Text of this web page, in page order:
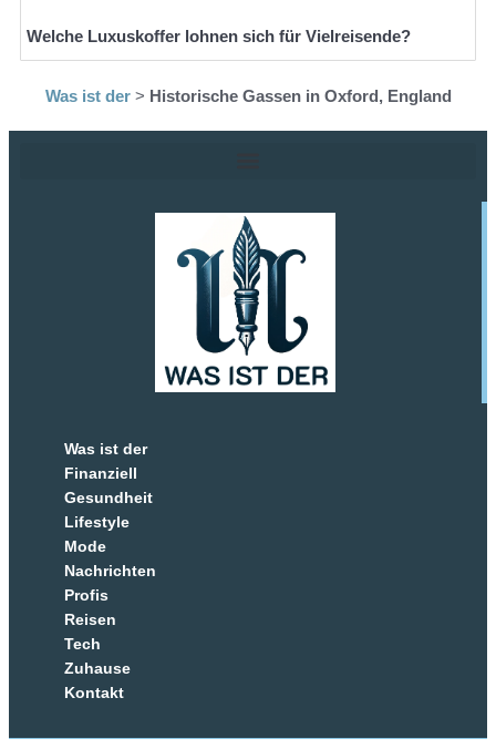
Welche Luxuskoffer lohnen sich für Vielreisende?
Was ist der> Historische Gassen in Oxford, England
Was ist der
Finanziell
Gesundheit
Lifestyle
Mode
Nachrichten
Profis
Reisen
Tech
Zuhause
Kontakt